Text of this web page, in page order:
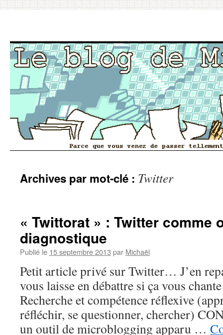
auArchives par mot-clé : Twitter
« Twittorat » : Twitter comme
diagnostique
Publié le 15 septembre 2013 par Michaël
Petit article privé sur Twitter… J’en
vous laisse en débattre si ça vous
Recherche et compétence réflexive
réfléchir, se questionner, chercher)
un outil de microblogging apparu …